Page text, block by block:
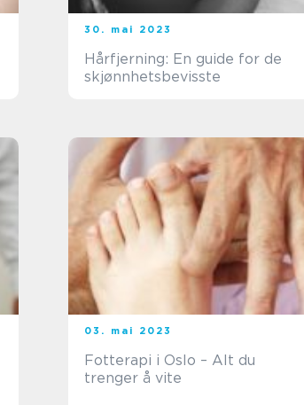
30. mai 2023
Hårfjerning: En guide for de
skjønnhetsbevisste
03. mai 2023
Fotterapi i Oslo – Alt du
trenger å vite